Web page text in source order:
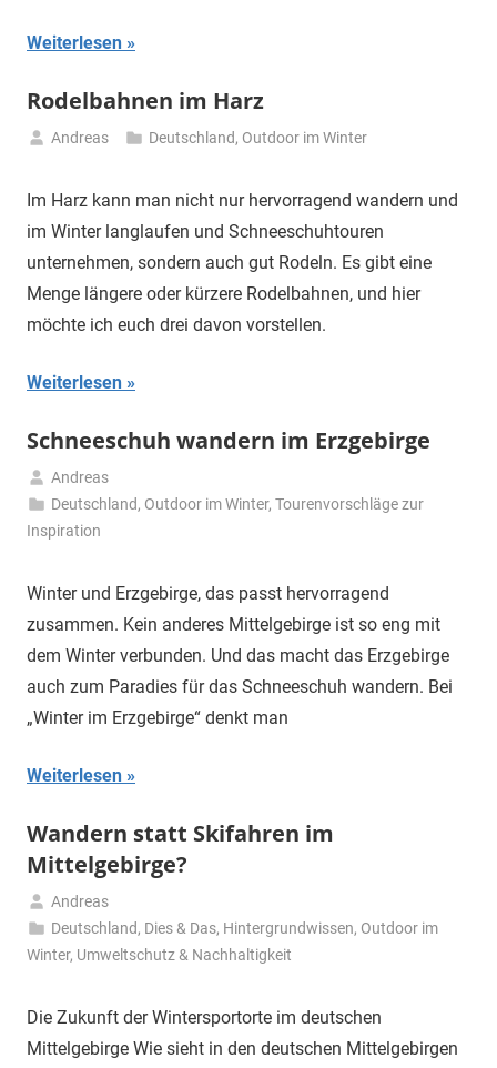
Weiterlesen
Rodelbahnen im Harz
November
Andreas Deutschland, Outdoor im Winter
Im Harz kann man nicht nur hervorragend wandern und
im Winter langlaufen und Schneeschuhtouren
unternehmen, sondern auch gut Rodeln. Es gibt eine
Menge längere oder kürzere Rodelbahnen, und hier
möchte ich euch drei davon vorstellen.
Weiterlesen
Schneeschuh wandern im Erzgebirge
28.
Februar
Andreas
Deutschland, Outdoor im Winter,Tourenvorschläge zur
Inspiration
Winter und Erzgebirge, das passt hervorragend
zusammen. Kein anderes Mittelgebirge ist so eng mit
dem Winter verbunden. Und das macht das Erzgebirge
auch zum Paradies für das Schneeschuh wandern. Bei
„Winter im Erzgebirge“ denkt man
Weiterlesen
Wandern statt Skifahren im
Mittelgebirge?
26.
Januar
Andreas
Deutschland, Dies & Das, Hintergrundwissen, Outdoor im
Winter, Umweltschutz & Nachhaltigkeit
Die Zukunft der Wintersportorte im deutschen
Mittelgebirge Wie sieht in den deutschen Mittelgebirgen